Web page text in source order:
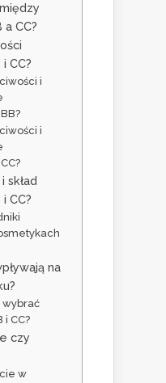
CC?
CC?
i
i
skład
CC?
na
wybrać
i CC?
czy
w